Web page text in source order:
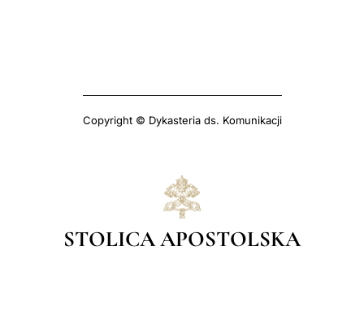
Copyright © Dykasteria ds. Komunikacji
STOLICA APOSTOLSKA